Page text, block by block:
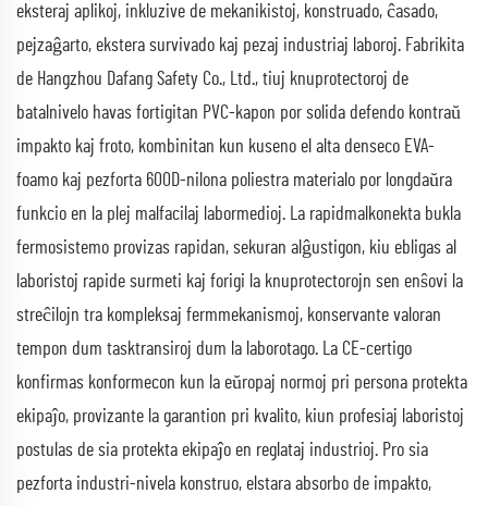
eksteraj aplikoj, inkluzive de mekanikistoj, konstruado, ĉasado,
pejzaĝarto, ekstera survivado kaj pezaj industriaj laboroj. Fabrikita
de Hangzhou Dafang Safety Co., Ltd., tiuj knuprotectoroj de
batalnivelo havas fortigitan PVC-kapon por solida defendo kontraŭ
impakto kaj froto, kombinitan kun kuseno el alta denseco EVA-
foamo kaj pezforta 600D-nilona poliestra materialo por longdaŭra
funkcio en la plej malfacilaj labormedioj. La rapidmalkonekta bukla
fermosistemo provizas rapidan, sekuran alĝustigon, kiu ebligas al
laboristoj rapide surmeti kaj forigi la knuprotectorojn sen enŝovi la
streĉilojn tra kompleksaj fermmekanismoj, konservante valoran
tempon dum tasktransiroj dum la laborotago. La CE-certigo
konfirmas konformecon kun la eŭropaj normoj pri persona protekta
ekipaĵo, provizante la garantion pri kvalito, kiun profesiaj laboristoj
postulas de sia protekta ekipaĵo en reglataj industrioj. Pro sia
pezforta industri-nivela konstruo, elstara absorbo de impakto,